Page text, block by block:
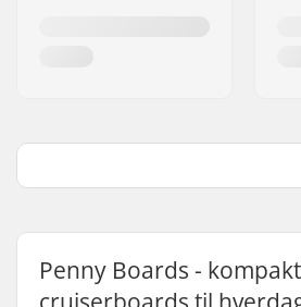
Penny Boards -